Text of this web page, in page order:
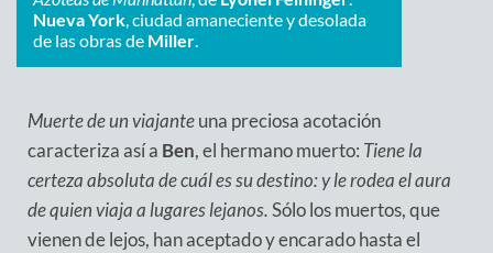
Nueva York, ciudad amaneciente y desolada
de las obras de Miller.
Muerte de un viajanteuna preciosa acotación
caracteriza así a Ben, el hermano muerto: Tiene la
certeza absoluta de cuál es su destino: y le rodea el aura
de quien viaja a lugares lejanos.Sólo los muertos, que
vienen de lejos, han aceptado y encarado hasta el